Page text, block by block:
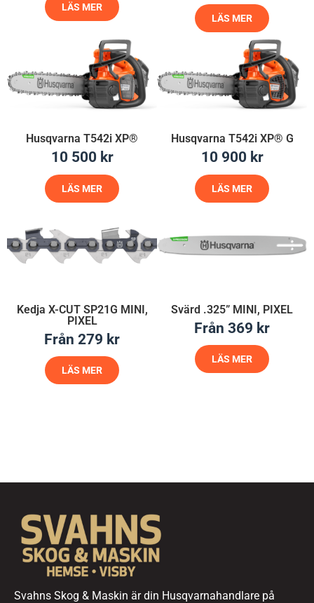
LÄS MER
LÄS MER
Husqvarna T542i XP®
10 500 kr
LÄS MER
Husqvarna T542i XP® G
10 900 kr
LÄS MER
Kedja X-CUT SP21G MINI,
PIXEL
Från 279 kr
LÄS MER
Svärd .325” MINI, PIXEL
Från 369 kr
LÄS MER
Svahns Skog & Maskin är din Husqvarnahandlare på